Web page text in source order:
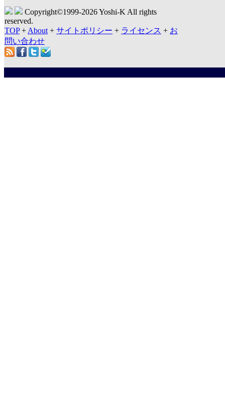
Copyright©1999-2026 Yoshi-K All rights
reserved.
TOP+ About + サイトポリシー + ライセンス + お
問い合わせ